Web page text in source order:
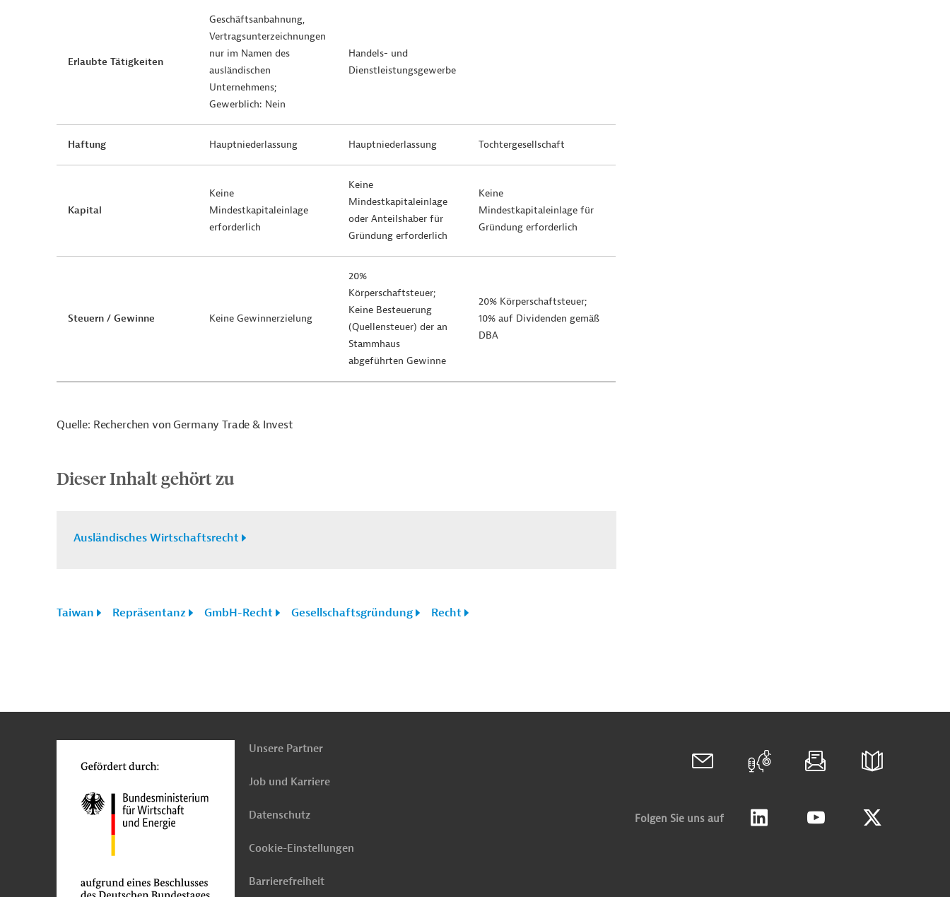
Erlaubte Tätigkeiten
Geschäftsanbahnung,
Vertragsunterzeichnungen
nur im Namen des
ausländischen
Unternehmens;
Gewerblich: Nein
Handels- und
Dienstleistungsgewerbe
Haftung Hauptniederlassung Hauptniederlassung Tochtergesellschaft
Kapital
Keine
Mindestkapitaleinlage
erforderlich
Keine
Mindestkapitaleinlage
oder Anteilshaber für
Gründung erforderlich
Keine
Mindestkapitaleinlage für
Gründung erforderlich
Steuern / Gewinne Keine Gewinnerzielung
20%
Körperschaftsteuer;
Keine Besteuerung
(Quellensteuer) der an
Stammhaus
abgeführten Gewinne
20% Körperschaftsteuer;
10% auf Dividenden gemäß
DBA
Quelle: Recherchen von Germany Trade & Invest
Dieser Inhalt gehört zu
Ausländisches Wirtschaftsrecht
Taiwan Repräsentanz GmbH-Recht Gesellschaftsgründung Recht
oben
Unsere Partner
Job und Karriere
Datenschutz
Cookie-Einstellungen
Barrierefreiheit
Folgen Sie uns auf